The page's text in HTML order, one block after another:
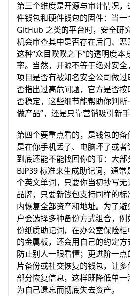
第三个维度是开源与审计情况
件钱包和硬件钱包的固件：当
GitHub 之类的平台时，安全研
机会审查其中是否存在后门、恶
这种“众目睽睽之下”的透明度本
率。当然，开源不等于绝对安
项目是否有被知名安全公司做
否指出过高危问题，官方是否
否稳定，这些细节能帮助你判断
做产品”，还是只靠营销吸引新手
第四个要重点看的，是钱包的
是在你手机丢了、电脑坏了或者
到底还能不能找回你的币：大部
BIP39 标准来生成助记词，通
个英文单词，只要你当初抄写
品牌，只要新钱包支持同样的
内恢复全部资产和地址。为了
户会选择多种备份方式组合，
份纸质助记词，在办公室保险
的金属板，还会用自己的约定方
防止别人一眼看懂；更进阶一
片备份或社交恢复的钱包，让
部分恢复信息，这样既降低单
为自己遗忘而彻底失去资产。